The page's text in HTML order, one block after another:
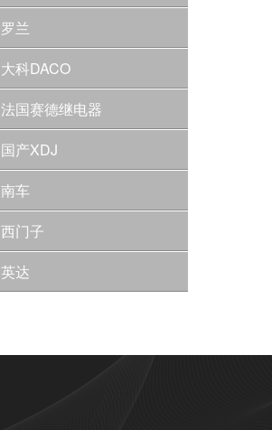
罗兰
大科DACO
法国赛德继电器
国产XDJ
南车
西门子
英达